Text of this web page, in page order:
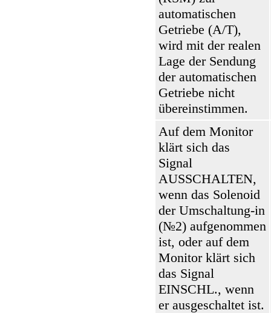
automatischen
Getriebe (A/T),
wird mit der realen
Lage der Sendung
der automatischen
Getriebe nicht
übereinstimmen.
Auf dem Monitor
klärt sich das
Signal
AUSSCHALTEN,
wenn das Solenoid
der Umschaltung-in
(№2) aufgenommen
ist, oder auf dem
Monitor klärt sich
das Signal
EINSCHL., wenn
er ausgeschaltet ist.